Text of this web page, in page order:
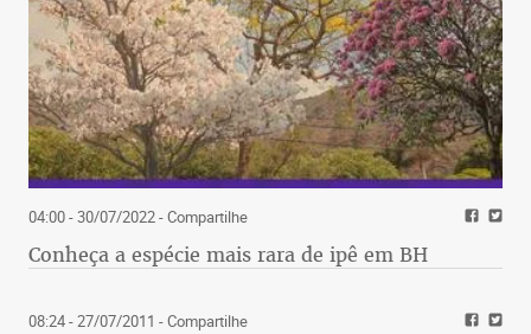
04:00 - 30/07/2022- Compartilhe
Conheça a espécie mais rara de ipê em BH
08:24 - 27/07/2011 - Compartilhe